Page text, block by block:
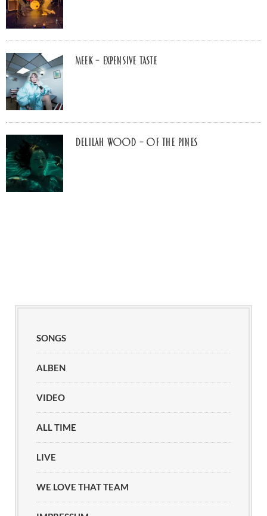
MEEK – Expensive Taste
Delilah Wood – of the pines
SONGS
ALBEN
VIDEO
ALL TIME
LIVE
WE LOVE THAT TEAM